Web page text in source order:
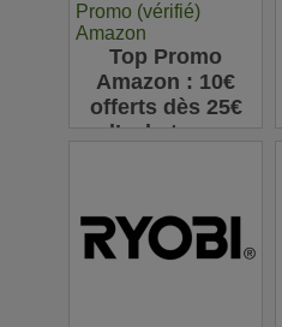
Promo (vérifié)
Amazon
Top Promo
Amazon : 10€
offerts dès 25€
d’achats sur